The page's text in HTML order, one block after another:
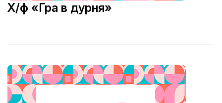
Х/ф «Гра в дурня»